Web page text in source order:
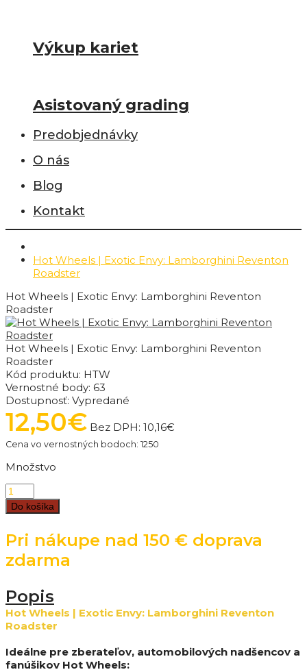
Výkup kariet
Asistovaný grading
Predobjednávky
O nás
Blog
Kontakt
Hot Wheels | Exotic Envy: Lamborghini Reventon
Roadster
Hot Wheels | Exotic Envy: Lamborghini Reventon
Roadster
Hot Wheels | Exotic Envy: Lamborghini Reventon
Roadster
Kód produktu: HTW
Vernostné body: 63
Dostupnosť: Vypredané
12,50€ Bez DPH: 10,16€
Cena vo vernostných bodoch: 1250
Množstvo
Do košíka
Pri nákupe nad 150 € doprava
zdarma
Popis
Hot Wheels | Exotic Envy: Lamborghini Reventon
Roadster
Ideálne pre zberateľov, automobilových nadšencov a
fanúšikov Hot Wheels: